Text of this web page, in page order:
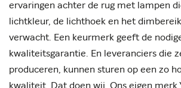
ervaringen achter de rug met lampen
lichtkleur, de lichthoek en het
verwacht. Een keurmerk geeft de
kwaliteitsgarantie. En leveranciers die
produceren, kunnen sturen op een zo
kwaliteit. Dat doen wij. Ons eigen merk